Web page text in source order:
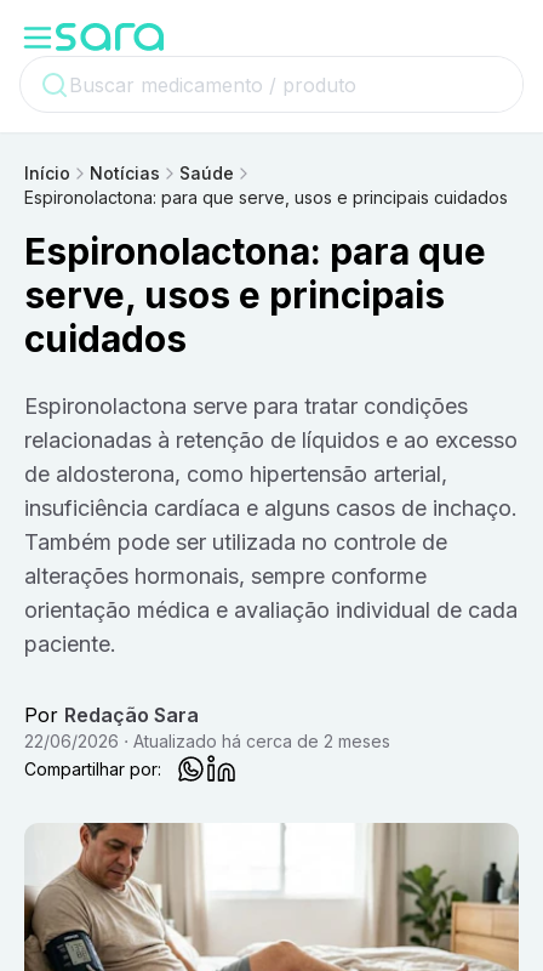
Início Notícias
Saúde
Espironolactona: para que serve, usos e principais cuidados
Espironolactona: para que
serve, usos e principais
cuidados
Espironolactona serve para tratar condições
relacionadas à retenção de líquidos e ao excesso
de aldosterona, como hipertensão arterial,
insuficiência cardíaca e alguns casos de inchaço.
Também pode ser utilizada no controle de
alterações hormonais, sempre conforme
orientação médica e avaliação individual de cada
paciente.
Por Redação Sara
22/06/2026 Atualizado há cerca de 2 meses
Compartilhar por: